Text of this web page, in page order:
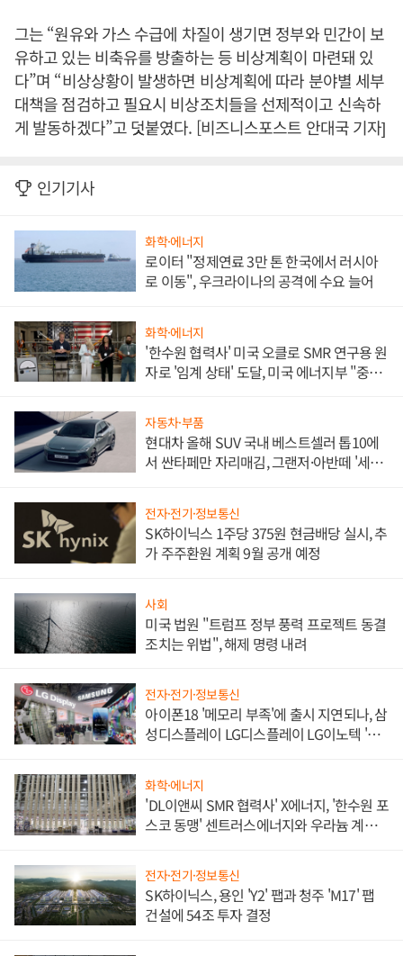
그는 “원유와 가스 수급에 차질이 생기면 정부와 민간이 보
유하고 있는 비축유를 방출하는 등 비상계획이 마련돼 있
다”며 “비상상황이 발생하면 비상계획에 따라 분야별 세부
대책을 점검하고 필요시 비상조치들을 선제적이고 신속하
게 발동하겠다”고 덧붙였다. [비즈니스포스트 안대국 기자]
인기기사
화학·에너지
로이터 "정제연료 3만 톤 한국에서 러시아
로 이동", 우크라이나의 공격에 수요 늘어
화학·에너지
'한수원 협력사' 미국 오클로 SMR 연구용 원
자로 '임계 상태' 도달, 미국 에너지부 "중요
자동차·부품
현대차 올해 SUV 국내 베스트셀러 톱10에
서 싼타페만 자리매김, 그랜저·아반떼 '세단
전자·전기·정보통신
SK하이닉스 1주당 375원 현금배당 실시, 추
가 주주환원 계획 9월 공개 예정
사회
미국 법원 "트럼프 정부 풍력 프로젝트 동결
조치는 위법", 해제 명령 내려
전자·전기·정보통신
아이폰18 '메모리 부족'에 출시 지연되나, 삼
성디스플레이 LG디스플레이 LG이노텍 '탈
화학·에너지
'DL이앤씨 SMR 협력사' X에너지, '한수원 포
스코 동맹' 센트러스에너지와 우라늄 계약
전자·전기·정보통신
SK하이닉스, 용인 'Y2' 팹과 청주 'M17' 팹
건설에 54조 투자 결정